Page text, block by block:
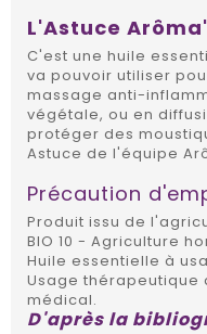
L'Astuce
C'est une huile
va pouvoir utiliser
massage anti-
végétale, ou en
protéger des
Astuce de l'équipe
Précaution
Produit issu de
BIO 10 - Agriculture
Huile essentielle à
Usage thérapeutique
médical.
D'après la